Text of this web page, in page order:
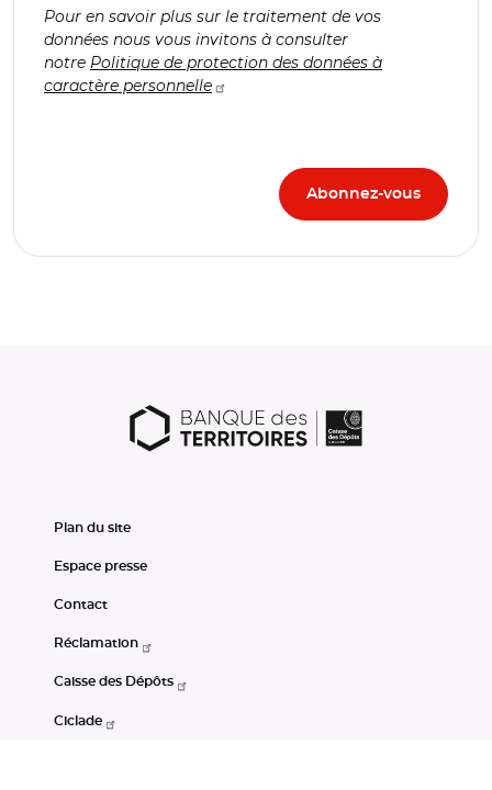
Pour en savoir plus sur le traitement de vos
données nous vous invitons à consulter
notre Politique de protection des données à
caractère personnelle
Plan du site
Espace presse
Contact
Réclamation
Caisse des Dépôts
Ciclade